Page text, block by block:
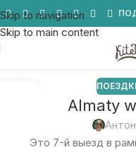
Skip to navigation
Skip to main content
Almaty
Это 7-й выезд в